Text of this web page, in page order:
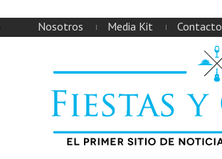
Nosotros Media Kit Contacto